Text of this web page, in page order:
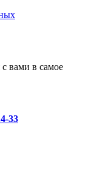
вами в самое
33